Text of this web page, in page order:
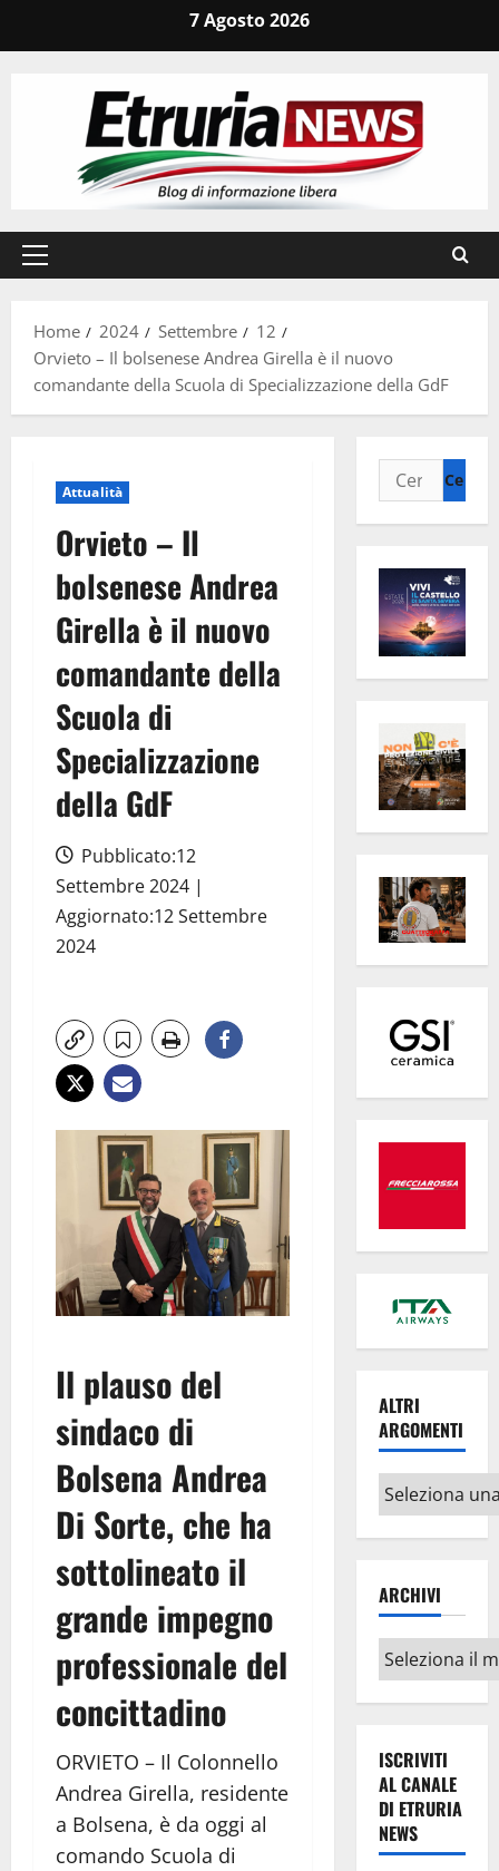
7 Agosto 2026
Menu
Home
2024 Settembre
12
Orvieto – Il bolsenese Andrea Girella è il nuovo
comandante della Scuola di Specializzazione della GdF
Attualità
Orvieto – Il
bolsenese Andrea
Girella è il nuovo
comandante della
Scuola di
Specializzazione
della GdF
Pubblicato:12
Settembre 2024 |
Aggiornato:12 Settembre
2024
Il plauso del
sindaco di
Bolsena Andrea
Di Sorte, che ha
sottolineato il
grande impegno
professionale del
concittadino
ORVIETO – Il Colonnello
Andrea Girella, residente
a Bolsena, è da oggi al
comando Scuola di
Ricerca
per:
ALTRI
ARGOMENTI
Altri
argomenti
ARCHIVI
Archivi
ISCRIVITI
AL CANALE
DI ETRURIA
NEWS